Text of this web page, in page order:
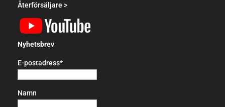
Återförsäljare >
Nyhetsbrev
E-postadress*
Namn